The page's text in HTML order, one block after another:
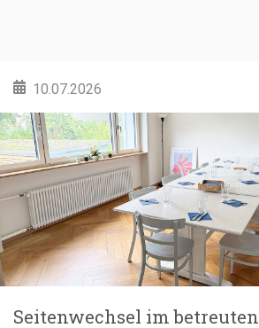
10.07.2026
Seitenwechsel im betreuten